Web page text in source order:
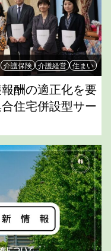
介護保険 介護経営 住まい
酬の適正化を要
住宅併設型サー